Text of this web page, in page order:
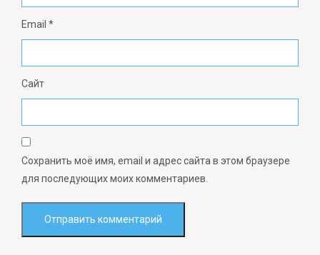
Email *
Сайт
Сохранить моё имя, email и адрес сайта в этом браузере
для последующих моих комментариев.